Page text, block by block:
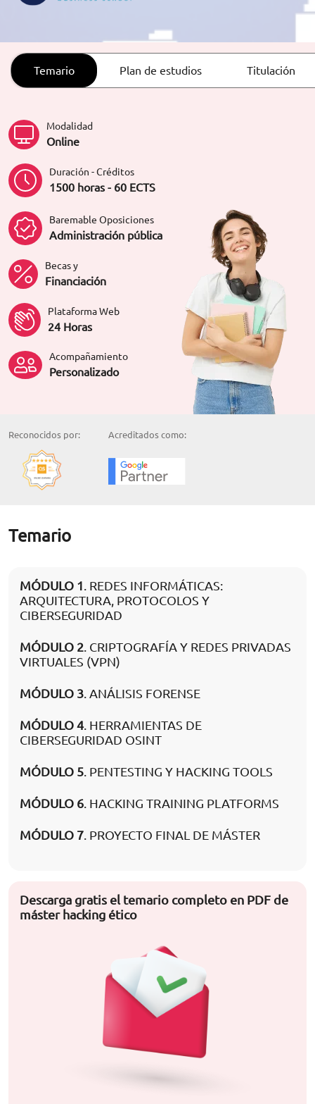
ORIENTACIÓN LABORAL
Temario Plan de estudios Titulación
Modalidad
Online
Duración - Créditos
1500 horas - 60 ECTS
Baremable Oposiciones
Administración pública
Becas y
Financiación
Plataforma Web
24 Horas
Acompañamiento
Personalizado
Reconocidos por: Acreditados como:
Temario
MÓDULO 1 . REDES INFORMÁTICAS:
ARQUITECTURA, PROTOCOLOS Y
CIBERSEGURIDAD
MÓDULO 2 . CRIPTOGRAFÍA Y REDES PRIVADAS
VIRTUALES (VPN)
MÓDULO 3 . ANÁLISIS FORENSE
MÓDULO 4. HERRAMIENTAS DE
CIBERSEGURIDAD OSINT
MÓDULO 5 . PENTESTING Y HACKING TOOLS
MÓDULO 6 . HACKING TRAINING PLATFORMS
MÓDULO 7 . PROYECTO FINAL DE MÁSTER
Descarga gratis el temario completo en PDF de
máster hacking ético